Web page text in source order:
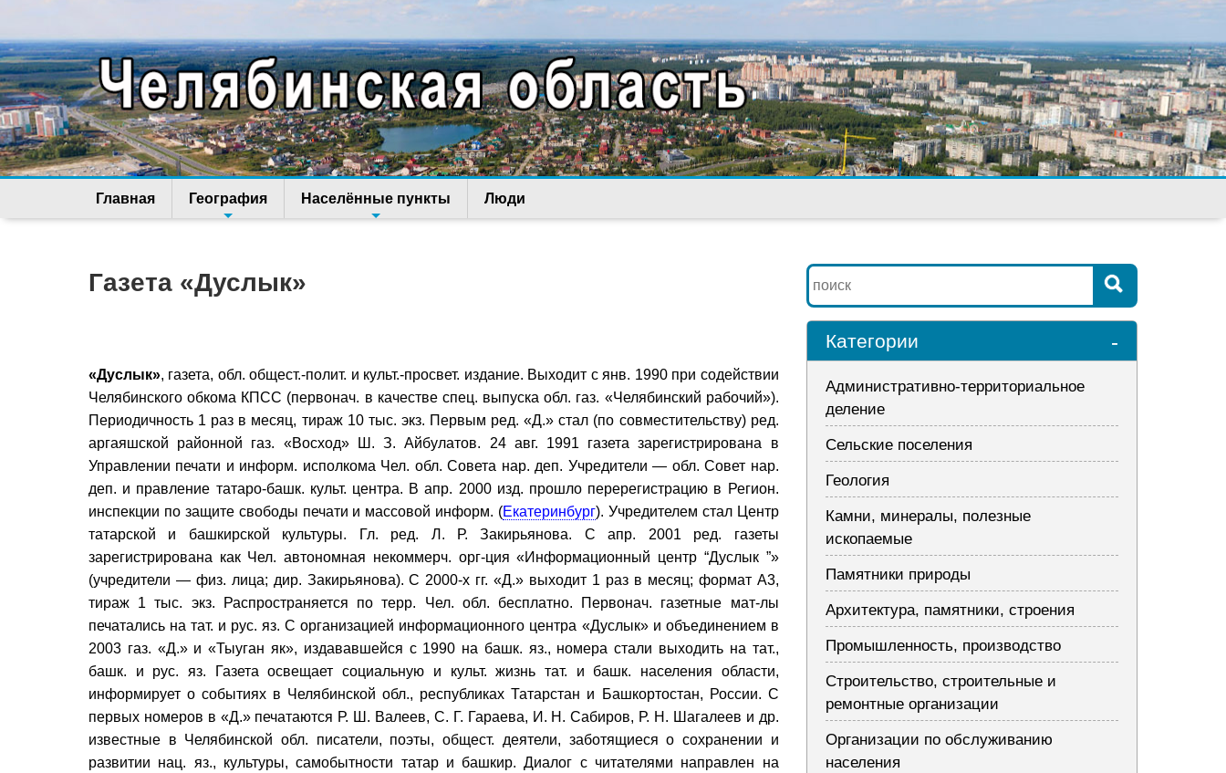
Главная География Населённые пункты Люди
Газета «Дуслык»
«Дуслык», газета, обл. общест.-полит. и культ.-просвет. издание. Выходит с янв. 1990 при содействии
Челябинского обкома КПСС (первонач. в качестве спец. выпуска обл. газ. «Челябинский рабочий»).
Периодичность 1 раз в месяц, тираж 10 тыс. экз. Первым ред. «Д.» стал (по совместительству) ред.
аргаяшской районной газ. «Восход» Ш. З. Айбулатов. 24 авг. 1991 газета зарегистрирована в
Управлении печати и информ. исполкома Чел. обл. Совета нар. деп. Учредители — обл. Совет нар.
деп. и правление татаро-башк. культ. центра. В апр. 2000 изд. прошло перерегистрацию в Регион.
инспекции по защите свободы печати и массовой информ. (Екатеринбург). Учредителем стал Центр
татарской и башкирской культуры. Гл. ред. Л. Р. Закирьянова. С апр. 2001 ред. газеты
зарегистрирована как Чел. автономная некоммерч. орг-ция «Информационный центр “Дуслык ”»
(учредители — физ. лица; дир. Закирьянова). С 2000-х гг. «Д.» выходит 1 раз в месяц; формат А3,
тираж 1 тыс. экз. Распространяется по терр. Чел. обл. бесплатно. Первонач. газетные мат-лы
печатались на тат. и рус. яз. С организацией информационного центра «Дуслык» и объединением в
2003 газ. «Д.» и «Тыуган як», издававшейся с 1990 на башк. яз., номера стали выходить на тат.,
башк. и рус. яз. Газета освещает социальную и культ. жизнь тат. и башк. населения области,
информирует о событиях в Челябинской обл., республиках Татарстан и Башкортостан, России. С
первых номеров в «Д.» печатаются Р. Ш. Валеев, С. Г. Гараева, И. Н. Сабиров, Р. Н. Шагалеев и др.
известные в Челябинской обл. писатели, поэты, общест. деятели, заботящиеся о сохранении и
развитии нац. яз., культуры, самобытности татар и башкир. Диалог с читателями направлен на
Категории -
Административно-территориальное
деление
Сельские поселения
Геология
Камни, минералы, полезные
ископаемые
Памятники природы
Архитектура, памятники, строения
Промышленность, производство
Строительство, строительные и
ремонтные организации
Организации по обслуживанию
населения